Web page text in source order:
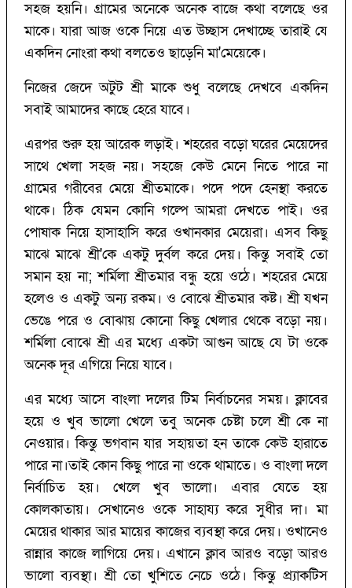
সহজ হয়নি। গ্রামের অনেকে অনেক বাজে কথা বলেছে ওর
মাকে। যারা আজ ওকে নিয়ে এত উচ্ছাস দেখাচ্ছে তারাই যে
একদিন নোংরা কথা বলতেও ছাড়েনি মা'মেয়েকে।
নিজের জেদে অটুট শ্রী মাকে শুধু বলেছে দেখবে একদিন
সবাই আমাদের কাছে হেরে যাবে।
এরপর শুরু হয় আরেক লড়াই। শহরের বড়ো ঘরের মেয়েদের
সাথে খেলা সহজ নয়। সহজে কেউ মেনে নিতে পারে না
গ্রামের গরীবের মেয়ে শ্রীতমাকে। পদে পদে হেনস্থা করতে
থাকে। ঠিক যেমন কোনি গল্পে আমরা দেখতে পাই। ওর
পোষাক নিয়ে হাসাহাসি করে ওখানকার মেয়েরা। এসব কিছু
মাঝে মাঝে শ্রী'কে একটু দুর্বল করে দেয়। কিন্তু সবাই তো
সমান হয় না; শর্মিলা শ্রীতমার বন্ধু হয়ে ওঠে। শহরের মেয়ে
হলেও ও একটু অন্য রকম। ও বোঝে শ্রীতমার কষ্ট। শ্রী যখন
ভেঙে পরে ও বোঝায় কোনো কিছু খেলার থেকে বড়ো নয়।
শর্মিলা বোঝে শ্রী এর মধ্যে একটা আগুন আছে যে টা ওকে
অনেক দূর এগিয়ে নিয়ে যাবে।
এর মধ্যে আসে বাংলা দলের টিম নির্বাচনের সময়। ক্লাবের
হয়ে ও খুব ভালো খেলে তবু অনেক চেষ্টা চলে শ্রী কে না
নেওয়ার। কিন্তু ভগবান যার সহায়তা হন তাকে কেউ হারাতে
পারে না।তাই কোন কিছু পারে না ওকে থামাতে। ও বাংলা দলে
নির্বাচিত হয়। খেলে খুব ভালো। এবার যেতে হয়
কোলকাতায়। সেখানেও ওকে সাহায্য করে সুধীর দা। মা
মেয়ের থাকার আর মায়ের কাজের ব্যবস্থা করে দেয়। ওখানেও
রান্নার কাজে লাগিয়ে দেয়। এখানে ক্লাব আরও বড়ো আরও
ভালো ব্যবস্থা। শ্রী তো খুশিতে নেচে ওঠে। কিন্তু প্র্যাকটিস